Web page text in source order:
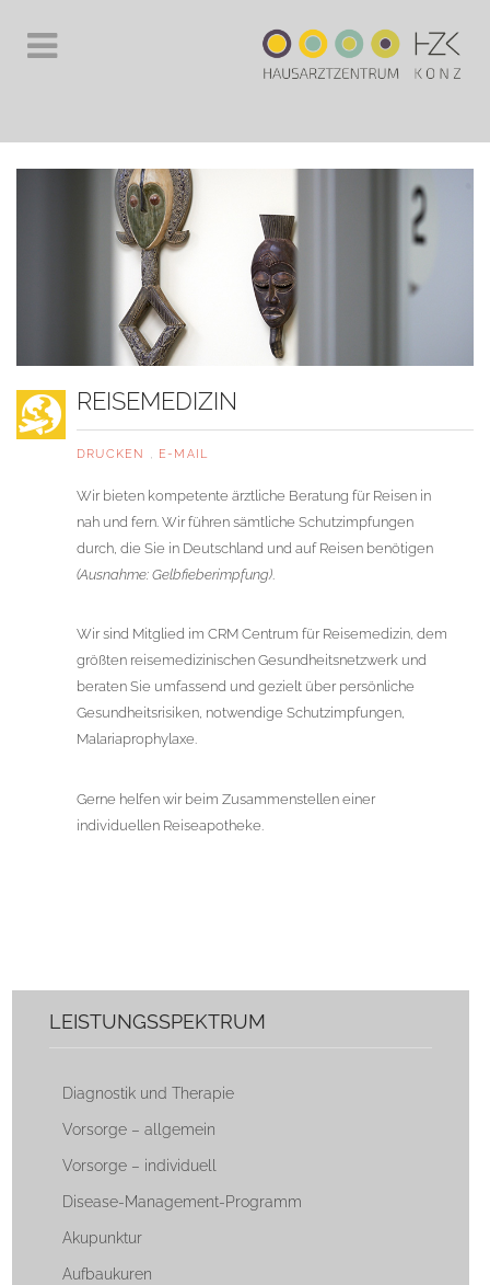
REISEMEDIZIN
DRUCKEN E-MAIL
Wir bieten kompetente ärztliche Beratung für Reisen in
nah und fern. Wir führen sämtliche Schutzimpfungen
durch, die Sie in Deutschland und auf Reisen benötigen
(Ausnahme: Gelbfieberimpfung)
Wir sind Mitglied im CRM Centrum für Reisemedizin, dem
größten reisemedizinischen Gesundheitsnetzwerk und
beraten Sie umfassend und gezielt über persönliche
Gesundheitsrisiken, notwendige Schutzimpfungen,
Malariaprophylaxe.
Gerne helfen wir beim Zusammenstellen einer
individuellen Reiseapotheke.
LEISTUNGSSPEKTRUM
Diagnostik und Therapie
Vorsorge – allgemein
Vorsorge – individuell
Disease-Management-Programm
Akupunktur
Aufbaukuren